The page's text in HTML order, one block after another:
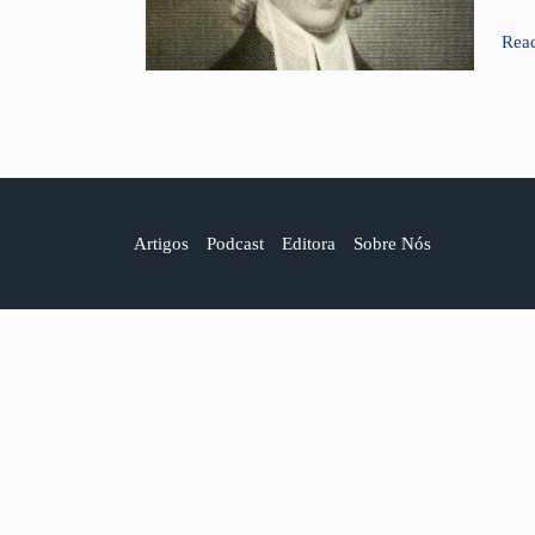
Artigos Podcast Editora Sobre Nós